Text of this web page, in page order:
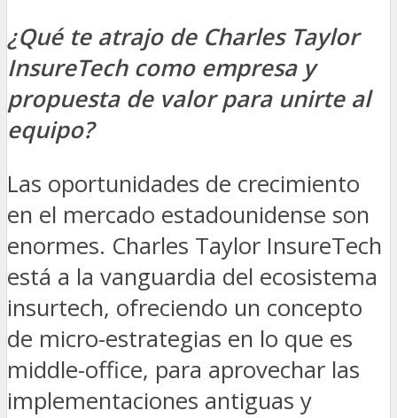
¿Qué te atrajo de Charles Taylor
InsureTech como empresa y
propuesta de valor para unirte al
equipo?
Las oportunidades de crecimiento
en el mercado estadounidense son
enormes. Charles Taylor InsureTech
está a la vanguardia del ecosistema
insurtech, ofreciendo un concepto
de micro-estrategias en lo que es
middle-office, para aprovechar las
implementaciones antiguas y